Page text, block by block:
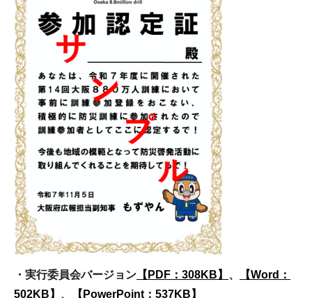
・実行委員会バージョン 【PDF：308KB】 、
【Word：
502KB】 、 【PowerPoint：537KB】